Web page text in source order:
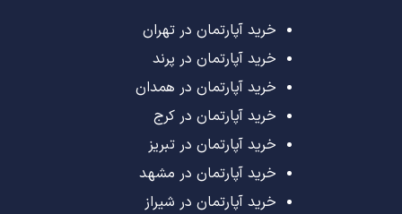
خرید آپارتمان در تهران
خرید آپارتمان در پرند
خرید آپارتمان در همدان
خرید آپارتمان در کرج
خرید آپارتمان در تبریز
خرید آپارتمان در مشهد
خرید آپارتمان در شیراز